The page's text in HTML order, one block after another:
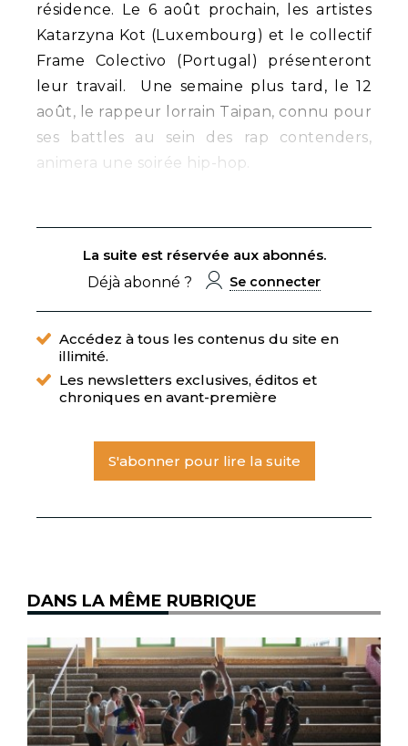
résidence. Le 6 août prochain, les artistes
Katarzyna Kot (Luxembourg) et le collectif
Frame Colectivo (Portugal) présenteront
leur travail. Une semaine plus tard, le 12
août, le rappeur lorrain Taipan, connu pour
ses battles au sein des rap contenders,
animera une soirée hip-hop.
La suite est réservée aux abonnés.
Déjà abonné ?
Se connecter
Accédez à tous les contenus du site en
illimité.
Les newsletters exclusives, éditos et
chroniques en avant-première
S'abonner pour lire la suite
DANS LA MÊME RUBRIQUE